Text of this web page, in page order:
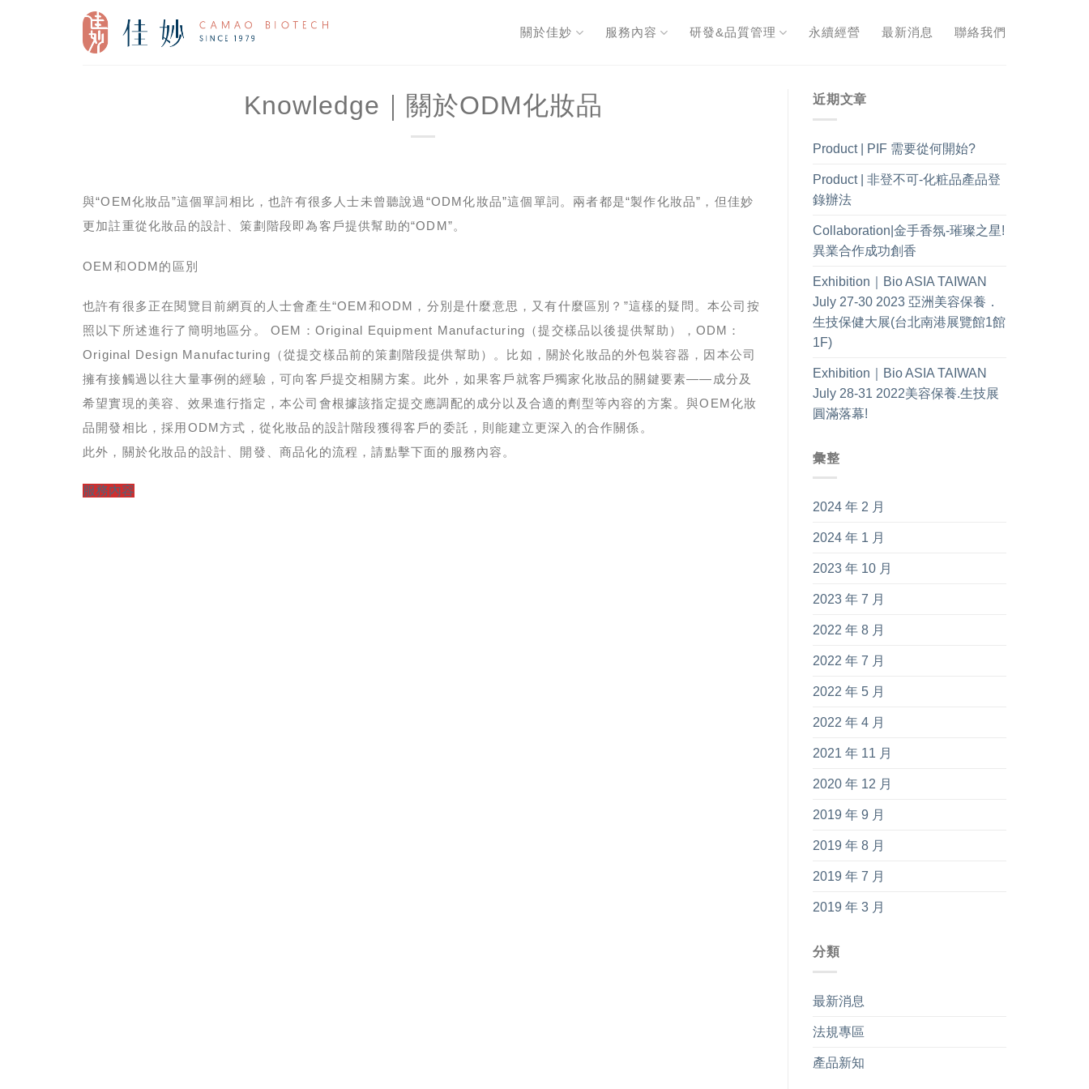
關於佳妙 服務內容 研發&品質管理 永續經營 最新消息 聯絡我們
Knowledge｜關於ODM化妝品
與“OEM化妝品”這個單詞相比，也許有很多人士未曾聽說過“ODM化妝品”這個單詞。兩者都是“製作化妝品”，但佳妙
更加註重從化妝品的設計、策劃階段即為客戶提供幫助的“ODM”。
OEM和ODM的區別
也許有很多正在閱覽目前網頁的人士會產生“OEM和ODM，分別是什麼意思，又有什麼區別？”這樣的疑問。本公司按
照以下所述進行了簡明地區分。 OEM：Original Equipment Manufacturing（提交樣品以後提供幫助），ODM：
Original Design Manufacturing（從提交樣品前的策劃階段提供幫助）。比如，關於化妝品的外包裝容器，因本公司
擁有接觸過以往大量事例的經驗，可向客戶提交相關方案。此外，如果客戶就客戶獨家化妝品的關鍵要素——成分及
希望實現的美容、效果進行指定，本公司會根據該指定提交應調配的成分以及合適的劑型等內容的方案。與OEM化妝
品開發相比，採用ODM方式，從化妝品的設計階段獲得客戶的委託，則能建立更深入的合作關係。
此外，關於化妝品的設計、開發、商品化的流程，請點擊下面的服務內容。
服務內容
近期文章
Product | PIF 需要從何開始?
Product | 非登不可-化粧品產品登
錄辦法
Collaboration|金手香氛-璀璨之星!
異業合作成功創香
Exhibition｜Bio ASIA TAIWAN
July 27-30 2023 亞洲美容保養．
生技保健大展(台北南港展覽館1館
1F)
Exhibition｜Bio ASIA TAIWAN
July 28-31 2022美容保養.生技展
圓滿落幕!
彙整
2024 年 2 月
2024 年 1 月
2023 年 10 月
2023 年 7 月
2022 年 8 月
2022 年 7 月
2022 年 5 月
2022 年 4 月
2021 年 11 月
2020 年 12 月
2019 年 9 月
2019 年 8 月
2019 年 7 月
2019 年 3 月
分類
最新消息
法規專區
產品新知